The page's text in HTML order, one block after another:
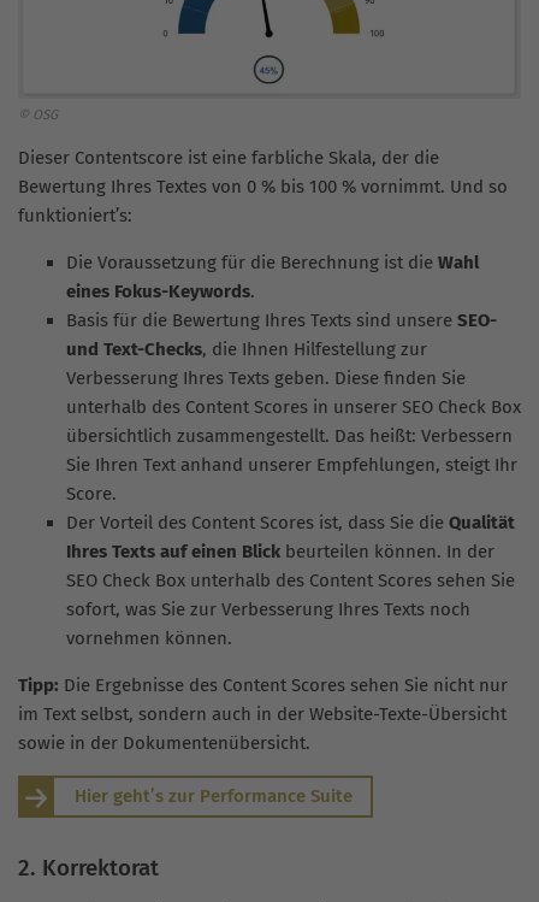
© OSG
Dieser Contentscore ist eine farbliche Skala, der die
Bewertung Ihres Textes von 0 % bis 100 % vornimmt. Und so
funktioniert’s:
Die Voraussetzung für die Berechnung ist die Wahl
eines Fokus-Keywords.
Basis für die Bewertung Ihres Texts sind unsere SEO-
und Text-Checks, die Ihnen Hilfestellung zur
Verbesserung Ihres Texts geben. Diese finden Sie
unterhalb des Content Scores in unserer SEO Check Box
übersichtlich zusammengestellt. Das heißt: Verbessern
Sie Ihren Text anhand unserer Empfehlungen, steigt Ihr
Score.
Der Vorteil des Content Scores ist, dass Sie die Qualität
Ihres Texts auf einen Blick beurteilen können. In der
SEO Check Box unterhalb des Content Scores sehen Sie
sofort, was Sie zur Verbesserung Ihres Texts noch
vornehmen können.
Tipp: Die Ergebnisse des Content Scores sehen Sie nicht nur
im Text selbst, sondern auch in der Website-Texte-Übersicht
sowie in der Dokumentenübersicht.
Hier geht’s zur Performance Suite
2. Korrektorat